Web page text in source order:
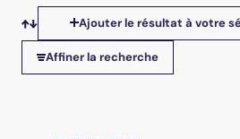
Tris disponibles
Ajouter le résultat à votre
Affiner la recherche